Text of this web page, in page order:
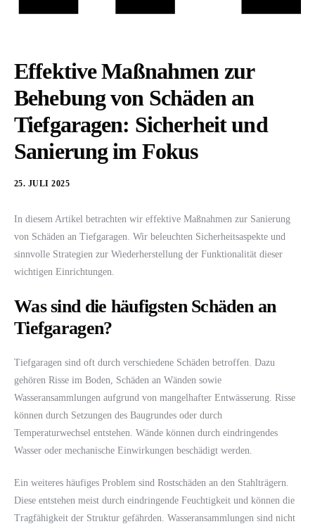
Effektive Maßnahmen zur
Behebung von Schäden an
Tiefgaragen: Sicherheit und
Sanierung im Fokus
25. JULI 2025
In diesem Artikel betrachten wir effektive Maßnahmen zur Sanierung
von Schäden an Tiefgaragen. Wir beleuchten Sicherheitsaspekte und
sinnvolle Strategien zur Wiederherstellung der Funktionalität dieser
wichtigen Einrichtungen.
Was sind die häufigsten Schäden an
Tiefgaragen?
Tiefgaragen sind oft durch verschiedene Schäden betroffen. Dazu
gehören Risse im Boden, Schäden an Wänden sowie
Wasseransammlungen aufgrund von mangelhafter Entwässerung. Risse
können durch Setzungen des Baugrundes oder durch
Temperaturwechsel entstehen. Wände können durch eindringendes
Wasser oder mechanische Einwirkungen beschädigt werden.
Ein weiteres häufiges Problem sind Rostschäden an den Stahlträgern.
Diese entstehen meist durch eindringende Feuchtigkeit und können die
Tragfähigkeit der Struktur gefährden. Wasseransammlungen sind nicht